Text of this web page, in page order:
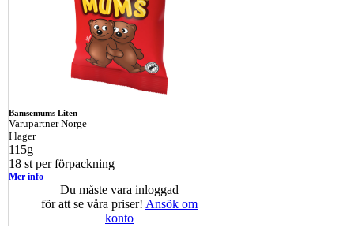
Bamsemums Liten
Varupartner Norge
I lager
115g
18 st per förpackning
Mer info
Du måste vara inloggad
för att se våra priser! Ansök om
konto